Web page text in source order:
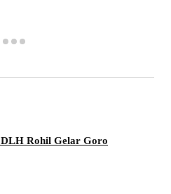
Rohil Gelar Goro